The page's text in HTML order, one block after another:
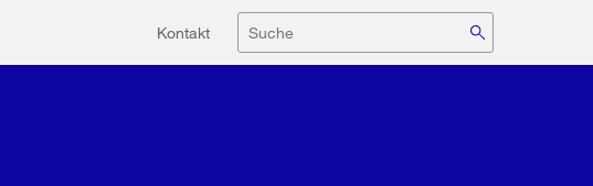
Hilfsnavigation
Kontakt Suche